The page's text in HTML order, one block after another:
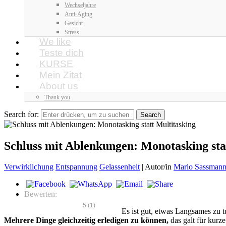
Wechseljahre
Anti-Aging
Gesicht
Stress
We like
Teste dich
KURSE
Mein Zitat
About us
Thank you
Search for:
Schluss mit Ablenkungen: Monotasking
Verwirklichung Entspannung Gelassenheit| Autor/in Mario Sassmann
Bewerten:
5 (1)
Es ist gut, etwas Langsames
Mehrere Dinge gleichzeitig erledigen zu können, das galt für